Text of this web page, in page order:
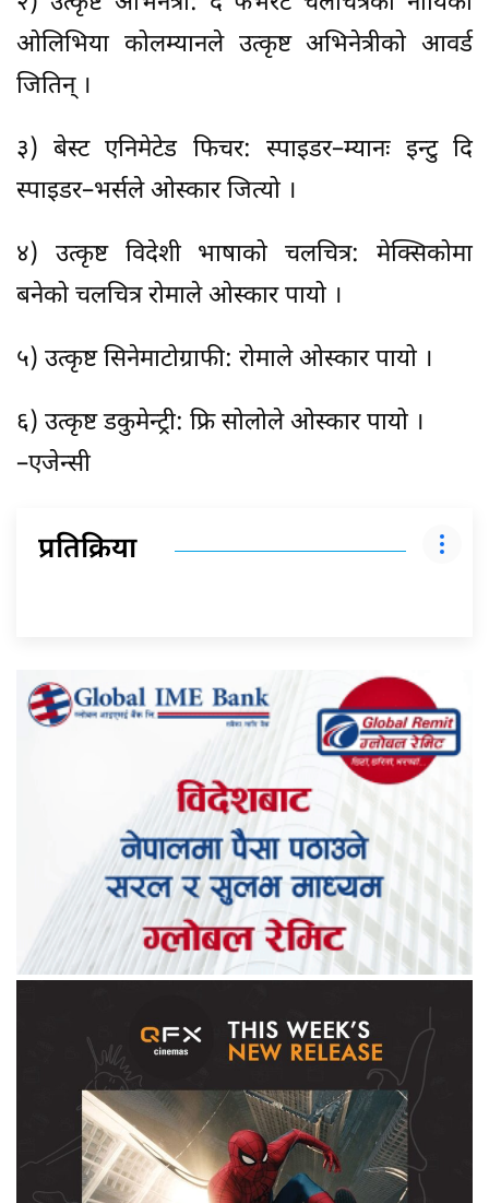
ओलिभिया कोलम्यानले उत्कृष्ट अभिनेत्रीको आवर्ड
जितिन् ।
३) बेस्ट एनिमेटेड फिचर: स्पाइडर–म्यानः इन्टु दि
स्पाइडर–भर्सले ओस्कार जित्यो ।
४) उत्कृष्ट विदेशी भाषाको चलचित्र: मेक्सिकोमा
बनेको चलचित्र रोमाले ओस्कार पायो ।
५) उत्कृष्ट सिनेमाटोग्राफी: रोमाले ओस्कार पायो ।
६) उत्कृष्ट डकुमेन्ट्री: फ्रि सोलोले ओस्कार पायो ।
–एजेन्सी
प्रतिक्रिया